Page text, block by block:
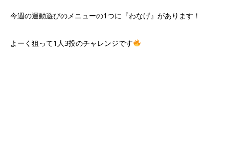
今週の運動遊びのメニューの1つに『わなげ』があります！
よーく狙って1人3投のチャレンジです